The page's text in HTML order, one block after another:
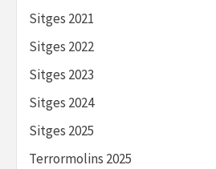
Sitges 2021
Sitges 2022
Sitges 2023
Sitges 2024
Sitges 2025
Terrormolins 2025